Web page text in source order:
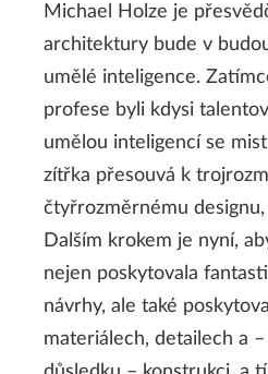
Michael Holze je
architektury bude v
umělé inteligence.
profese byli kdysi
umělou inteligencí se
zítřka přesouvá k
čtyřrozměrnému
Dalším krokem je nyní,
nejen poskytovala
návrhy, ale také
materiálech, detailech a